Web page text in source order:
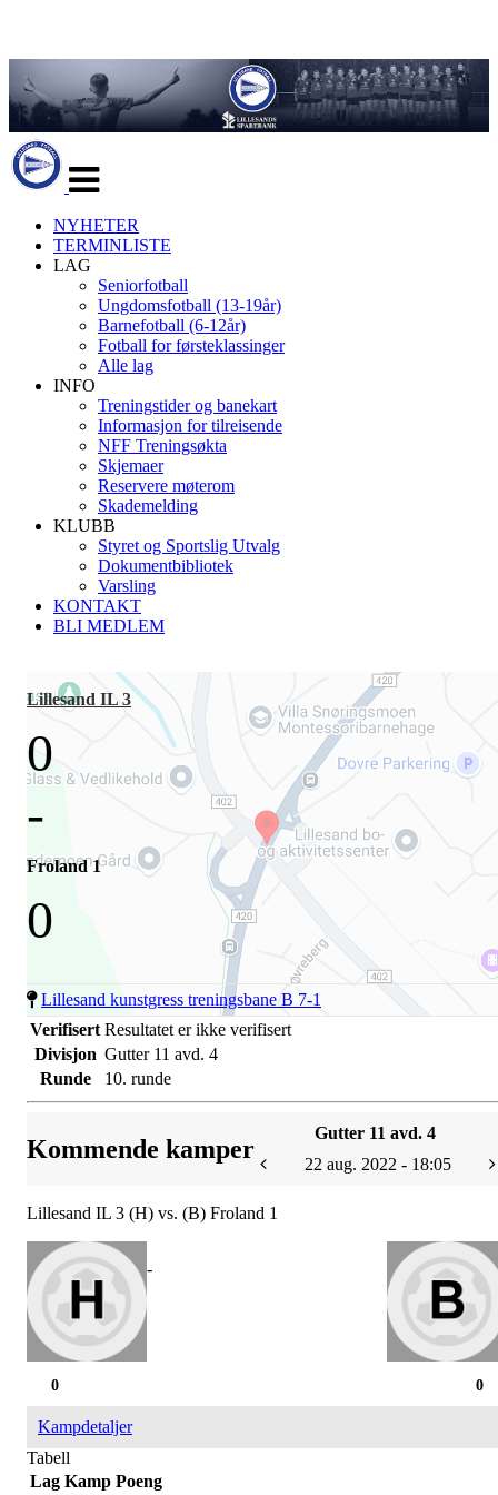
navigasjon
NYHETER
TERMINLISTE
LAG
Seniorfotball
Ungdomsfotball (13-19år)
Barnefotball (6-12år)
Fotball for førsteklassinger
Alle lag
INFO
Treningstider og banekart
Informasjon for tilreisende
NFF Treningsøkta
Skjemaer
Reservere møterom
Skademelding
KLUBB
Styret og Sportslig Utvalg
Dokumentbibliotek
Varsling
KONTAKT
BLI MEDLEM
Lillesand IL 3
0
-
Froland 1
0
Lillesand kunstgress treningsbane B 7-1
Verifisert Resultatet er ikke verifisert
Divisjon Gutter 11 avd. 4
Runde
10. runde
Kommende kamper
Gutter 11 avd. 4
22 aug. 2022 - 18:05
Lillesand IL 3 (H) vs. (B) Froland 1
-
0
0
Kampdetaljer
Tabell
Lag Kamp Poeng